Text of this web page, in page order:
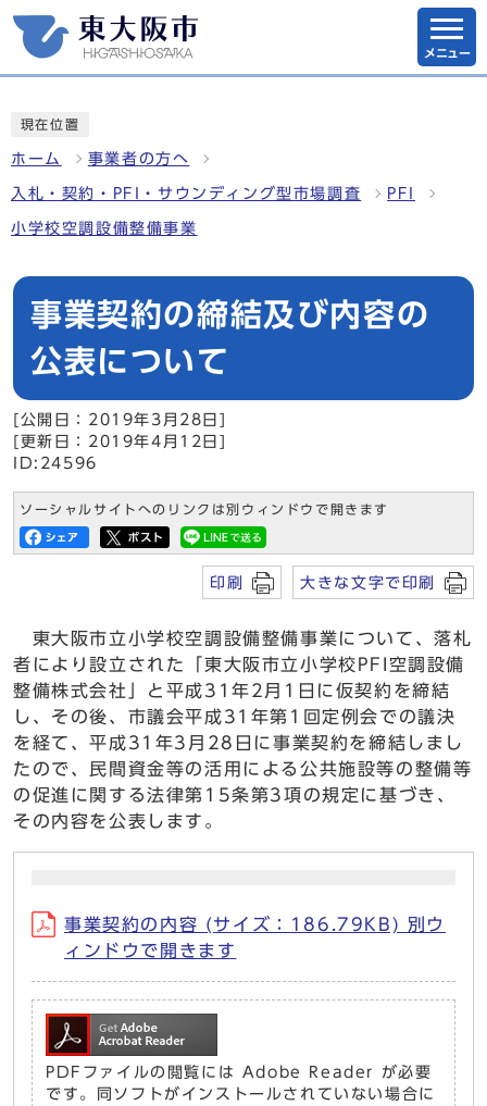
メニュー
現在位置
ホーム 事業者の方へ
入札・契約・PFI・サウンディング型市場調査 PFI
小学校空調設備整備事業
事業契約の締結及び内容の
公表について
[公開日：2019年3月28日]
[更新日：2019年4月12日]
ID:24596
ソーシャルサイトへのリンクは別ウィンドウで開きます
印刷 大きな文字で印刷
東大阪市立小学校空調設備整備事業について、落札
者により設立された「東大阪市立小学校PFI空調設備
整備株式会社」と平成31年2月1日に仮契約を締結
し、その後、市議会平成31年第1回定例会での議決
を経て、平成31年3月28日に事業契約を締結しまし
たので、民間資金等の活用による公共施設等の整備等
の促進に関する法律第15条第3項の規定に基づき、
その内容を公表します。
事業契約の内容 (サイズ：186.79KB) 別ウ
ィンドウで開きます
PDFファイルの閲覧には Adobe Reader が必要
です。同ソフトがインストールされていない場合に